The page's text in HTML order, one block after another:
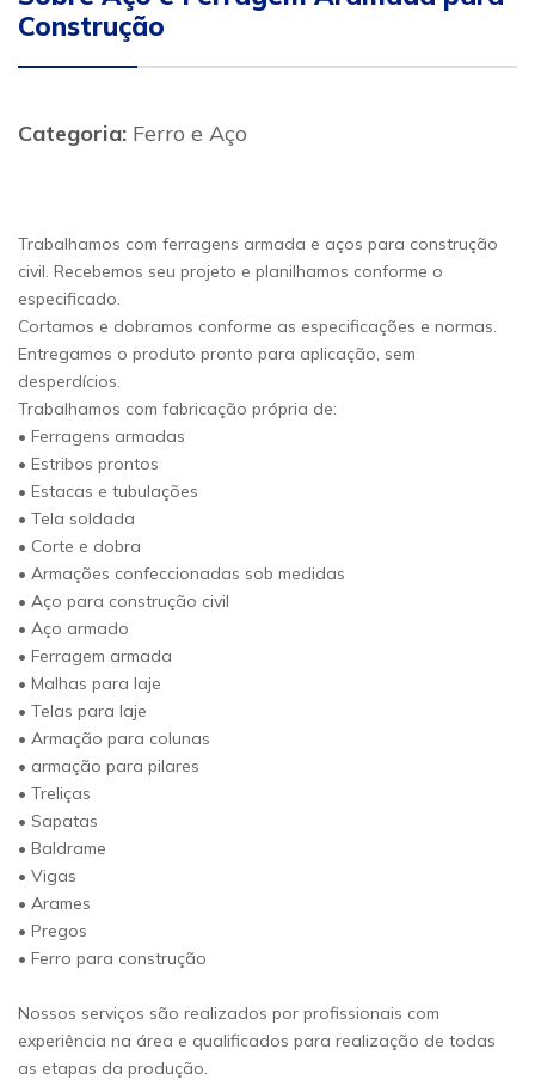
Construção
Categoria: Ferro e Aço
Trabalhamos com ferragens armada e aços para construção
civil. Recebemos seu projeto e planilhamos conforme o
especificado.
Cortamos e dobramos conforme as especificações e normas.
Entregamos o produto pronto para aplicação, sem
desperdícios.
Trabalhamos com fabricação própria de:
• Ferragens armadas
• Estribos prontos
• Estacas e tubulações
• Tela soldada
• Corte e dobra
• Armações confeccionadas sob medidas
• Aço para construção civil
• Aço armado
• Ferragem armada
• Malhas para laje
• Telas para laje
• Armação para colunas
• armação para pilares
• Treliças
• Sapatas
• Baldrame
• Vigas
• Arames
• Pregos
• Ferro para construção
Nossos serviços são realizados por profissionais com
experiência na área e qualificados para realização de todas
as etapas da produção.